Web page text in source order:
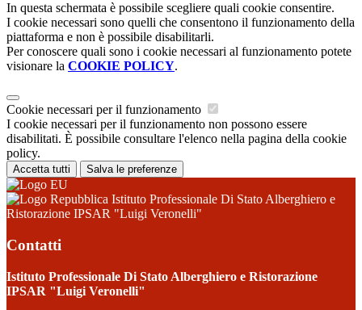
In questa schermata è possibile scegliere quali cookie consentire.
I cookie necessari sono quelli che consentono il funzionamento della
piattaforma e non è possibile disabilitarli.
Per conoscere quali sono i cookie necessari al funzionamento potete
visionare la COOKIE POLICY.
Cookie necessari per il funzionamento
I cookie necessari per il funzionamento non possono essere
disabilitati. È possibile consultare l'elenco nella pagina della cookie
policy.
Accetta tutti Salva le preferenze
Istituto Professionale Di Stato Alberghiero e
Ristorazione IPSAR "Luigi Veronelli"
Contatti
Istituto Professionale Di Stato Alberghiero e Ristorazione
IPSAR "Luigi Veronelli"